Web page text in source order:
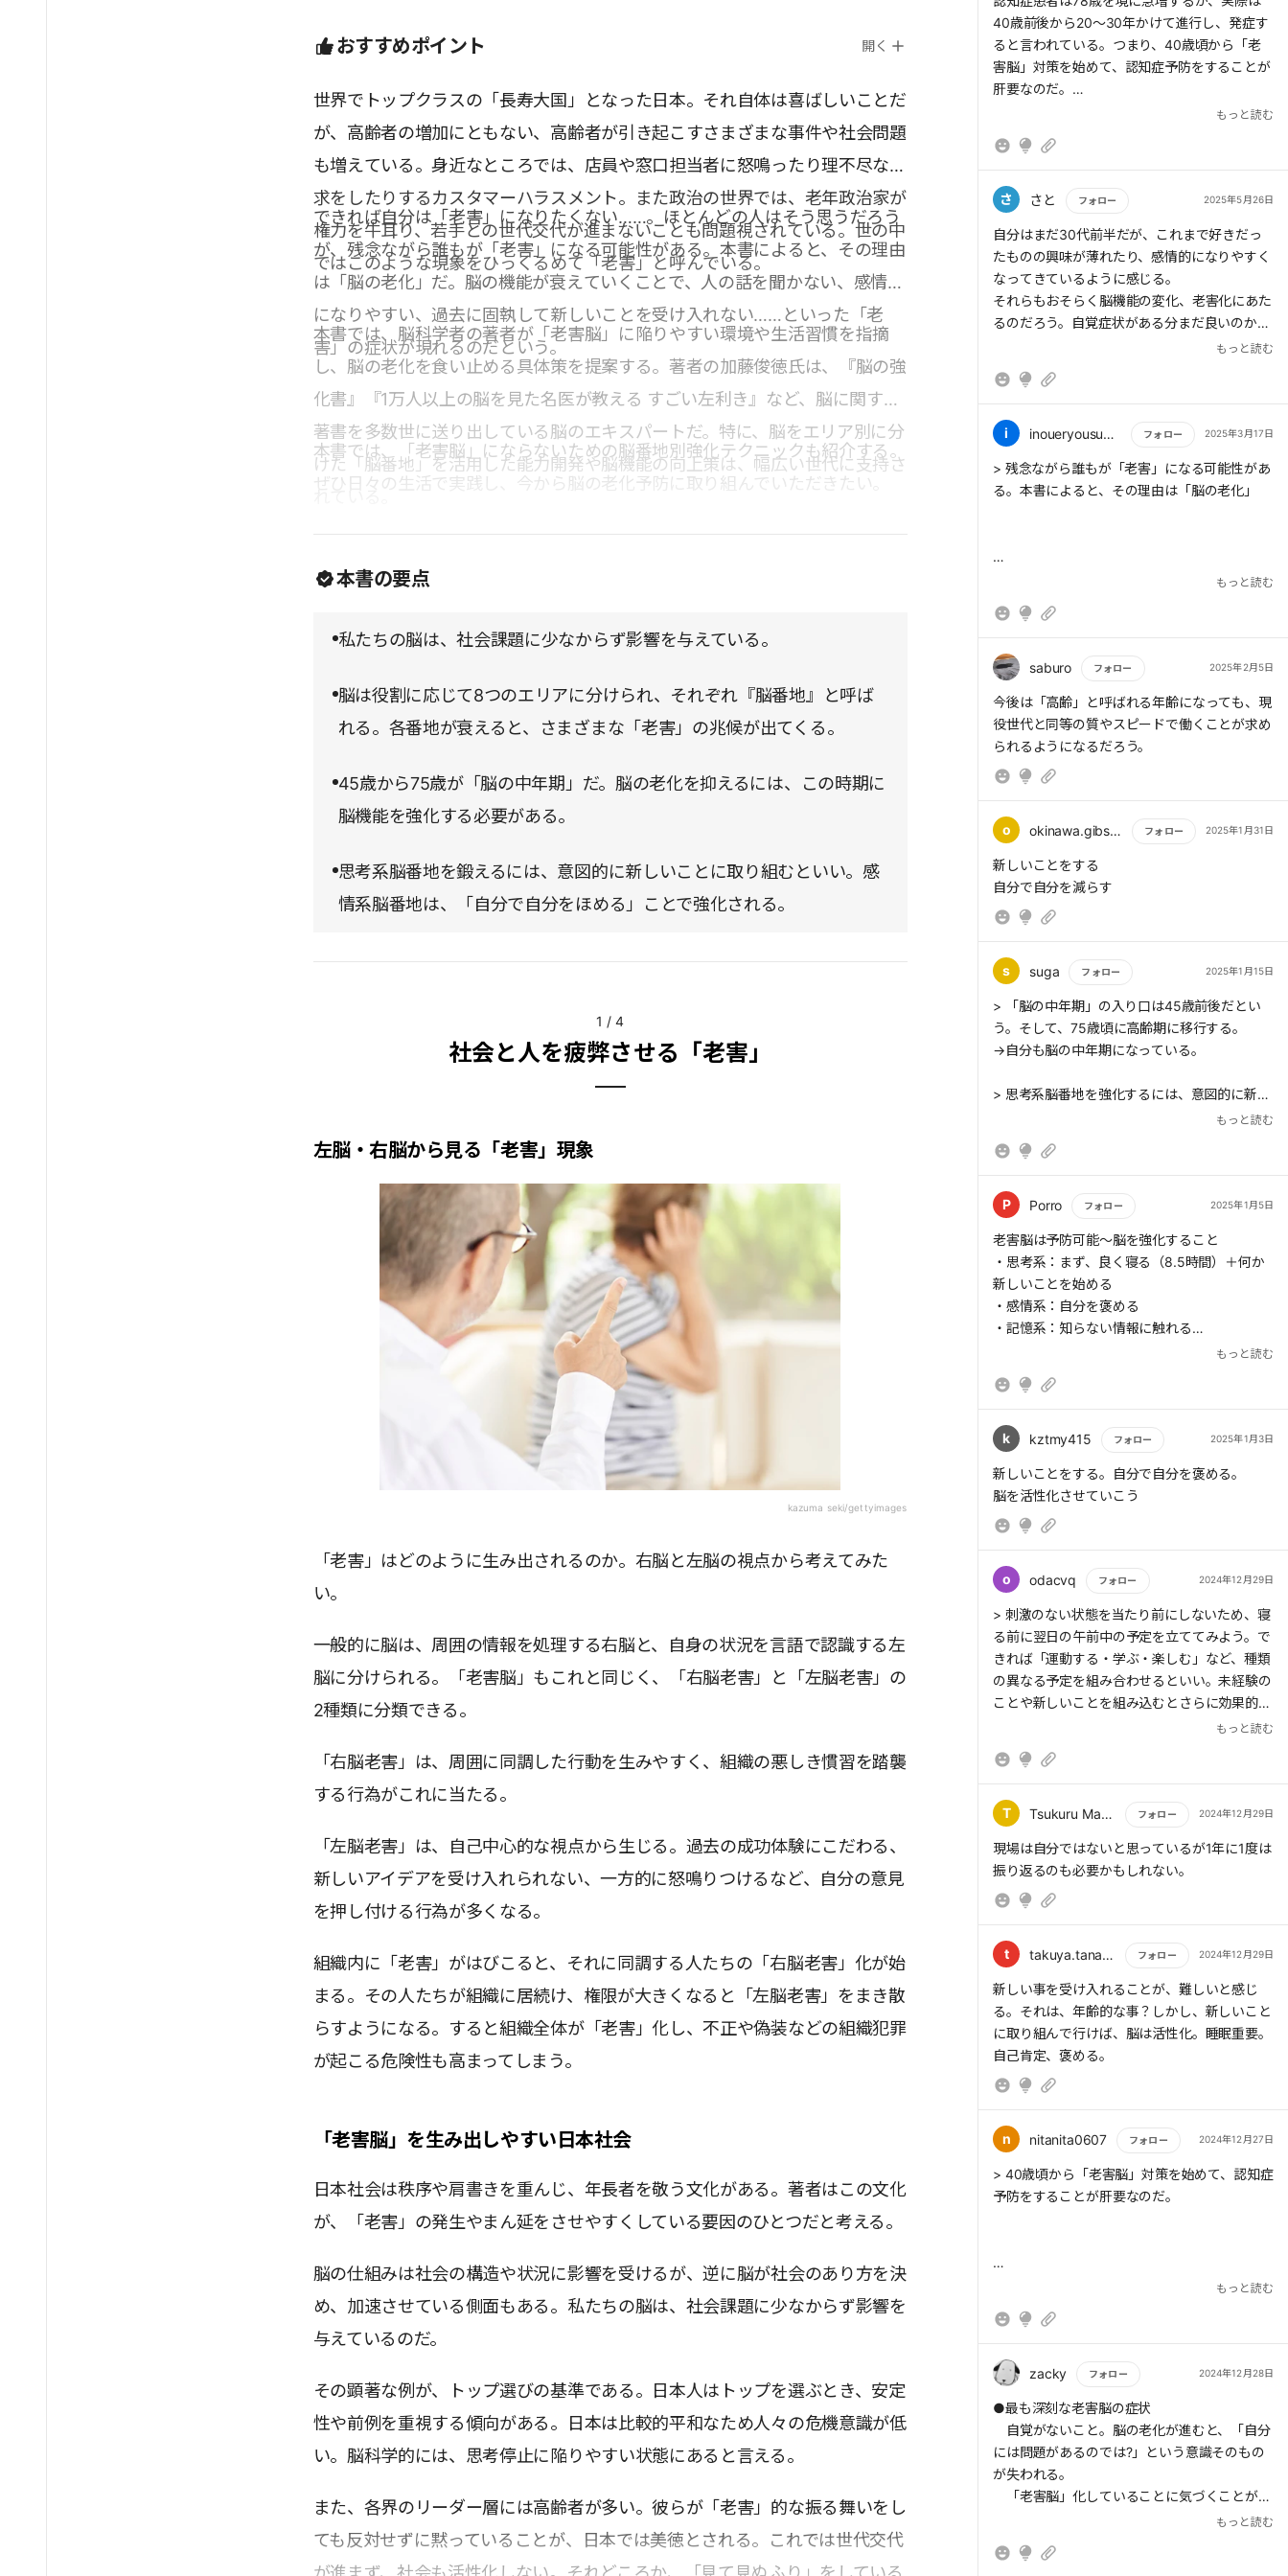
おすすめポイント 開く
世界でトップクラスの「長寿大国」となった日本。それ自体は喜ばしいことだ
が、高齢者の増加にともない、高齢者が引き起こすさまざまな事件や社会問題
も増えている。身近なところでは、店員や窓口担当者に怒鳴ったり理不尽な要
求をしたりするカスタマーハラスメント。また政治の世界では、老年政治家が
権力を牛耳り、若手との世代交代が進まないことも問題視されている。世の中
ではこのような現象をひっくるめて「老害」と呼んでいる。
できれば自分は「老害」になりたくない……。ほとんどの人はそう思うだろう
が、残念ながら誰もが「老害」になる可能性がある。本書によると、その理由
は「脳の老化」だ。脳の機能が衰えていくことで、人の話を聞かない、感情的
になりやすい、過去に固執して新しいことを受け入れない……といった「老
害」の症状が現れるのだという。
本書では、脳科学者の著者が「老害脳」に陥りやすい環境や生活習慣を指摘
し、脳の老化を食い止める具体策を提案する。著者の加藤俊徳氏は、『脳の強
化書』『1万人以上の脳を見た名医が教える すごい左利き』など、脳に関する
著書を多数世に送り出している脳のエキスパートだ。特に、脳をエリア別に分
けた「脳番地」を活用した能力開発や脳機能の向上策は、幅広い世代に支持さ
本書では、「老害脳」にならないための脳番地別強化テクニックも紹介する。
ぜひ日々の生活で実践し、今から脳の老化予防に取り組んでいただきたい。
本書の要点
私たちの脳は、社会課題に少なからず影響を与えている。
脳は役割に応じて8つのエリアに分けられ、それぞれ『脳番地』と呼ば
れる。各番地が衰えると、さまざまな「老害」の兆候が出てくる。
45歳から75歳が「脳の中年期」だ。脳の老化を抑えるには、この時期に
脳機能を強化する必要がある。
思考系脳番地を鍛えるには、意図的に新しいことに取り組むといい。感
情系脳番地は、「自分で自分をほめる」ことで強化される。
1 / 4
社会と人を疲弊させる「老害」
左脳・右脳から見る「老害」現象
kazuma seki/gettyimages
「老害」はどのように生み出されるのか。右脳と左脳の視点から考えてみた
い。
一般的に脳は、周囲の情報を処理する右脳と、自身の状況を言語で認識する左
脳に分けられる。「老害脳」もこれと同じく、「右脳老害」と「左脳老害」の
2種類に分類できる。
「右脳老害」は、周囲に同調した行動を生みやすく、組織の悪しき慣習を踏襲
する行為がこれに当たる。
「左脳老害」は、自己中心的な視点から生じる。過去の成功体験にこだわる、
新しいアイデアを受け入れられない、一方的に怒鳴りつけるなど、自分の意見
を押し付ける行為が多くなる。
組織内に「老害」がはびこると、それに同調する人たちの「右脳老害」化が始
まる。その人たちが組織に居続け、権限が大きくなると「左脳老害」をまき散
らすようになる。すると組織全体が「老害」化し、不正や偽装などの組織犯罪
が起こる危険性も高まってしまう。
「老害脳」を生み出しやすい日本社会
日本社会は秩序や肩書きを重んじ、年長者を敬う文化がある。著者はこの文化
が、「老害」の発生やまん延をさせやすくしている要因のひとつだと考える。
脳の仕組みは社会の構造や状況に影響を受けるが、逆に脳が社会のあり方を決
め、加速させている側面もある。私たちの脳は、社会課題に少なからず影響を
与えているのだ。
その顕著な例が、トップ選びの基準である。日本人はトップを選ぶとき、安定
性や前例を重視する傾向がある。日本は比較的平和なため人々の危機意識が低
い。脳科学的には、思考停止に陥りやすい状態にあると言える。
また、各界のリーダー層には高齢者が多い。彼らが「老害」的な振る舞いをし
ても反対せずに黙っていることが、日本では美徳とされる。これでは世代交代
40歳前後から20〜30年かけて進行し、発症す
ると言われている。つまり、40歳頃から「老
害脳」対策を始めて、認知症予防をすることが
肝要なのだ。
ことに取り組むことがおすすめだ。少し試して
「雑食的」にやってみることは、脳の健康にと
もっと読む
さ さと フォロー 2025年5月26日
もっと読む
自分はまだ30代前半だが、これまで好きだっ
たものの興味が薄れたり、感情的になりやすく
なってきているように感じる。
それらもおそらく脳機能の変化、老害化にあた
るのだろう。自覚症状がある分まだ良いのかも
気がする。老害化に対して脳がなんとか反抗し
肯定を忘れずに、学習し続ける。
う。
もっと読む
i inoueryousuke1 フォロー 2025年3月17日
もっと読む
> 残念ながら誰もが「老害」になる可能性があ
る。本書によると、その理由は「脳の老化」
> 脳機能は、仕事や生活行動の積み重ねによっ
ると、「怒りやすい」「人の話を聞かない」
インが出てくる。これらの兆候は認知症患者の
> 認知症患者は78歳を境に急増するが、実際は
40歳前後から20〜30年かけて進行し、発症す
ると言われている。つまり、40歳頃から「老
害脳」対策を始めて、認知症予防をすることが
肝要なのだ。
「睡眠障害」だ。
が出るのか。以下、脳番地別に解説する。
> (1)思考系脳番地:好奇心が衰え、新しいも
の・知らないものに否定的になる
> (2)感情系脳番地:感情がうまく制御できなく
なり、怒りっぽくなる
> (3)記憶系脳番地:自分の考えに固執し、他人
> (4)伝達系脳番地:昔話や自慢話ばかりする
> (5)理解系脳番地:他人との理解のズレが生
じ、文句や小言が多くなる
> (6)聴覚系脳番地:聞かれてもいないのに、説
> (7)視覚系脳番地:下の人を見下す一方、目上
> (8)運動系脳番地:行動力が低下して、何もし
ない。保守的で見て見ぬふりをする
> まず、思考系脳番地を強化するには、意図的
に新しいことに取り組むことがおすすめだ。少
し試してみて、飽きたらやめてもかまわない。
読者の好みにフィルタリングされていないた
め、知らない情報に触れるのに最適だ。
もっと読む
saburo フォロー 2025年2月5日
もっと読む
今後は「高齢」と呼ばれる年齢になっても、現
役世代と同等の質やスピードで働くことが求め
られるようになるだろう。
o okinawa.gibson39 フォロー 2025年1月31日
もっと読む
新しいことをする
自分で自分を減らす
s suga フォロー 2025年1月15日
もっと読む
> 「脳の中年期」の入り口は45歳前後だとい
う。そして、75歳頃に高齢期に移行する。
→自分も脳の中年期になっている。
> 思考系脳番地を強化するには、意図的に新し
いことに取り組むことがおすすめだ。少し試し
れ「雑食的」にやってみることは、脳の健康に
→これはできている方だと思う。もっと積極的
う。
> 1日5分だけでも「世界では何が起きているの
か」「その背景には何があるのか」と考える時
間をつくることで、「老害」から遠ざかること
→新聞は見ているだけなので、考える、調べる
> 寝る前に翌日の午前中の予定を立ててみよ
う。できれば「運動する・学ぶ・楽しむ」な
ど、種類の異なる予定を組み合わせるといい。
っと意識すればできるはず。
もっと読む
P Porro フォロー 2025年1月5日
もっと読む
老害脳は予防可能〜脳を強化すること
・思考系：まず、良く寝る（8.5時間）＋何か
新しいことを始める
・感情系：自分を褒める
・記憶系：知らない情報に触れる
もっと読む
k kztmy415 フォロー 2025年1月3日
もっと読む
新しいことをする。自分で自分を褒める。
脳を活性化させていこう
o odacvq フォロー 2024年12月29日
もっと読む
> 刺激のない状態を当たり前にしないため、寝
る前に翌日の午前中の予定を立ててみよう。で
きれば「運動する・学ぶ・楽しむ」など、種類
の異なる予定を組み合わせるといい。未経験の
ことや新しいことを組み込むとさらに効果的
もっと読む
T Tsukuru Matsumoto フォロー 2024年12月29日
もっと読む
現場は自分ではないと思っているが1年に1度は
振り返るのも必要かもしれない。
t takuya.tanaka1976 フォロー 2024年12月29日
もっと読む
新しい事を受け入れることが、難しいと感じ
る。それは、年齢的な事？しかし、新しいこと
に取り組んで行けば、脳は活性化。睡眠重要。
自己肯定、褒める。
n nitanita0607 フォロー 2024年12月27日
もっと読む
> 40歳頃から「老害脳」対策を始めて、認知症
予防をすることが肝要なのだ。
> 思考系脳番地を強化するには、意図的に新し
てみて、飽きたらやめてもかまわない。あれこ
とてもよいのだ。
> 睡眠も大切だ。
> 感情系脳番地は、「自分で自分をほめる」こ
もっと読む
zacky フォロー 2024年12月28日
もっと読む
●最も深刻な老害脳の症状
自覚がないこと。脳の老化が進むと、「自分
には問題があるのでは?」という意識そのもの
が失われる。
「老害脳」化していることに気づくことが、
・意図的に新しいことに取り組む。飽きたらや
もっと読む